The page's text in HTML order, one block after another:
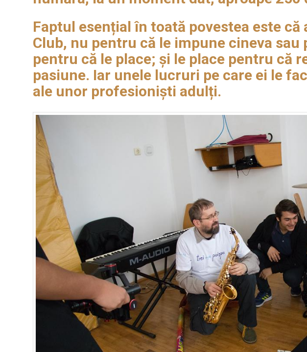
Faptul esențial în toată povestea este că
Club, nu pentru că le impune cineva
pentru că le place; și le place pentru că
pasiune. Iar unele lucruri pe care ei le
ale unor profesioniști adulți.